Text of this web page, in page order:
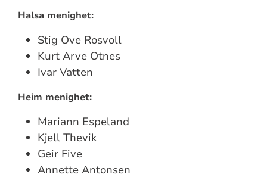
Halsa menighet:
Stig Ove Rosvoll
Kurt Arve Otnes
Ivar Vatten
Heim menighet:
Mariann Espeland
Kjell Thevik
Geir Five
Annette Antonsen